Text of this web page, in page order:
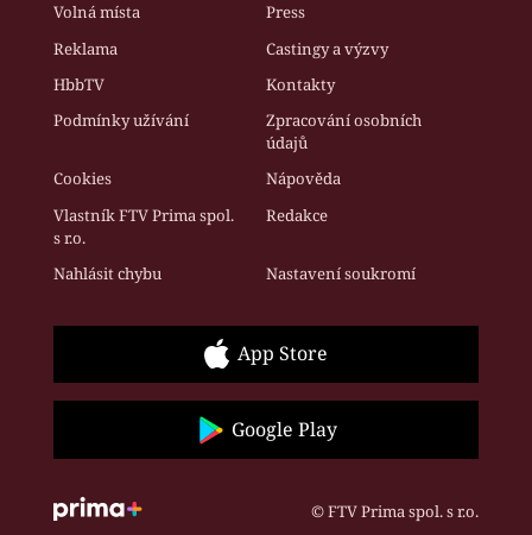
Volná místa
Press
Reklama
Castingy a výzvy
HbbTV
Kontakty
Podmínky užívání
Zpracování osobních
údajů
Cookies
Nápověda
Vlastník FTV Prima spol.
s r.o.
Redakce
Nahlásit chybu Nastavení soukromí
App Store
Google Play
© FTV Prima spol. s r.o.